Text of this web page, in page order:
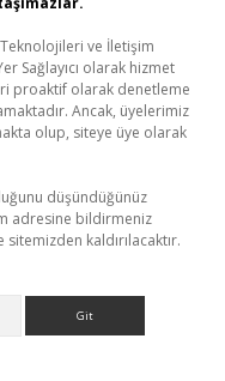
Teknolojileri ve İletişim
Sağlayıcı olarak hizmet
proaktif olarak denetleme
Ancak, üyelerimiz
olup, siteye üye olarak
düşündüğünüz
adresine bildirmeniz
kaldırılacaktır.